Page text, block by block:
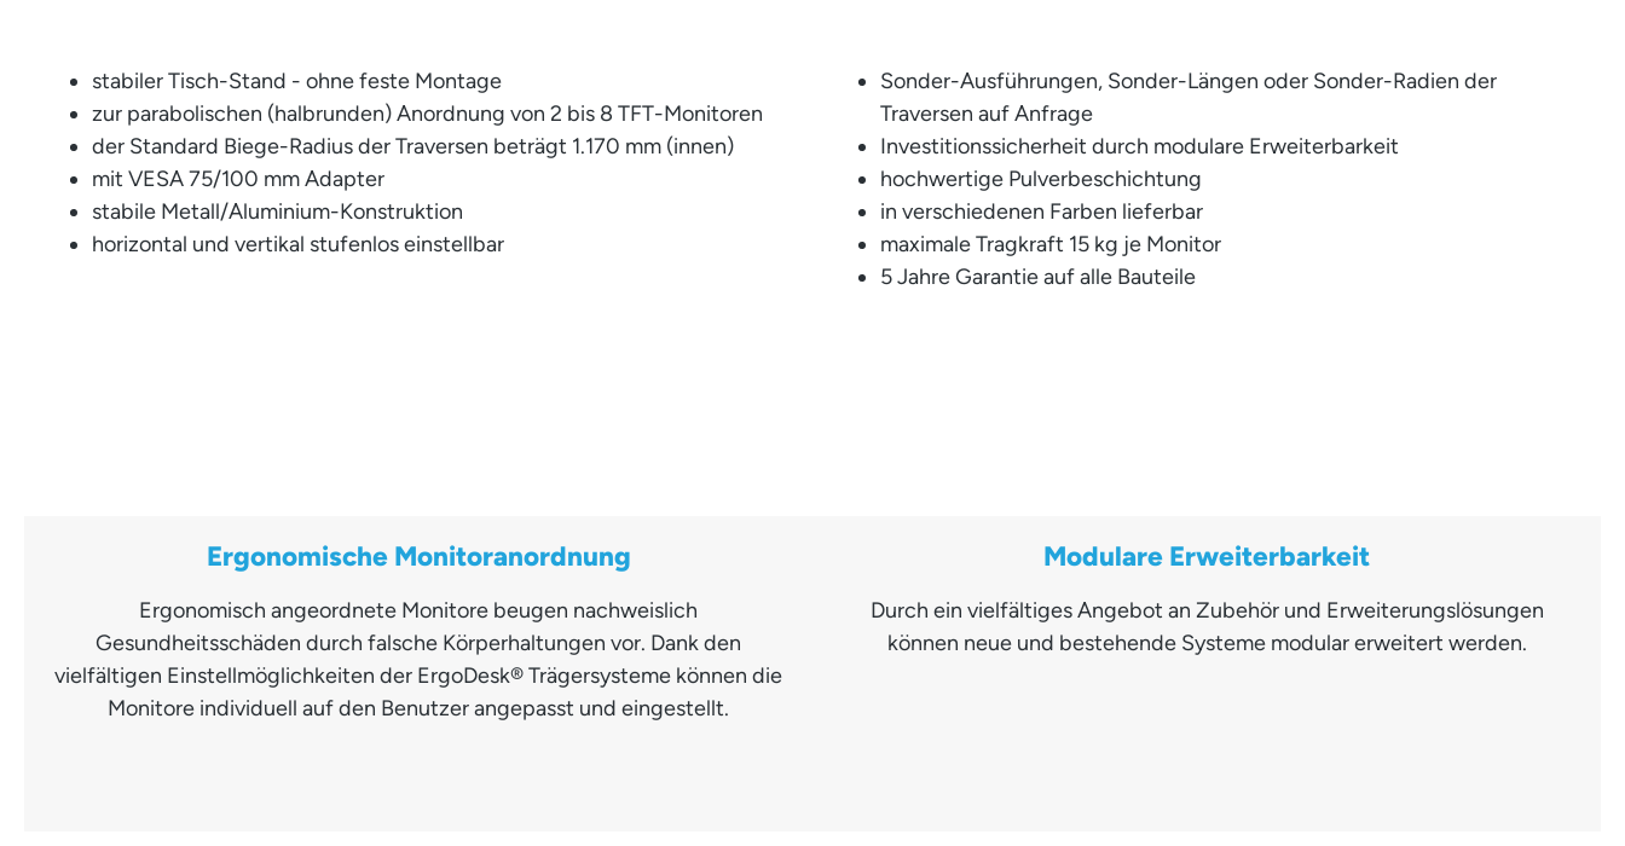
stabiler Tisch-Stand - ohne feste Montage
zur parabolischen (halbrunden) Anordnung von 2 bis 8 TFT-Monitoren
der Standard Biege-Radius der Traversen beträgt 1.170 mm (innen)
mit VESA 75/100 mm Adapter
stabile Metall/Aluminium-Konstruktion
horizontal und vertikal stufenlos einstellbar
Sonder-Ausführungen, Sonder-Längen oder Sonder-Radien der
Traversen auf Anfrage
Investitionssicherheit durch modulare Erweiterbarkeit
hochwertige Pulverbeschichtung
in verschiedenen Farben lieferbar
maximale Tragkraft 15 kg je Monitor
5 Jahre Garantie auf alle Bauteile
Ergonomische Monitoranordnung
Ergonomisch angeordnete Monitore beugen nachweislich
Gesundheitsschäden durch falsche Körperhaltungen vor. Dank den
vielfältigen Einstellmöglichkeiten der ErgoDesk® Trägersysteme können die
Monitore individuell auf den Benutzer angepasst und eingestellt.
Modulare Erweiterbarkeit
Durch ein vielfältiges Angebot an Zubehör und Erweiterungslösungen
können neue und bestehende Systeme modular erweitert werden.